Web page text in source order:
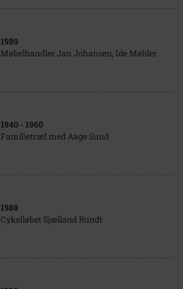
1989
Møbelhandler Jan Johansen, Ide Møbler
1940 - 1960
Familietræf med Aage Sund
1988
Cykelløbet Sjælland Rundt